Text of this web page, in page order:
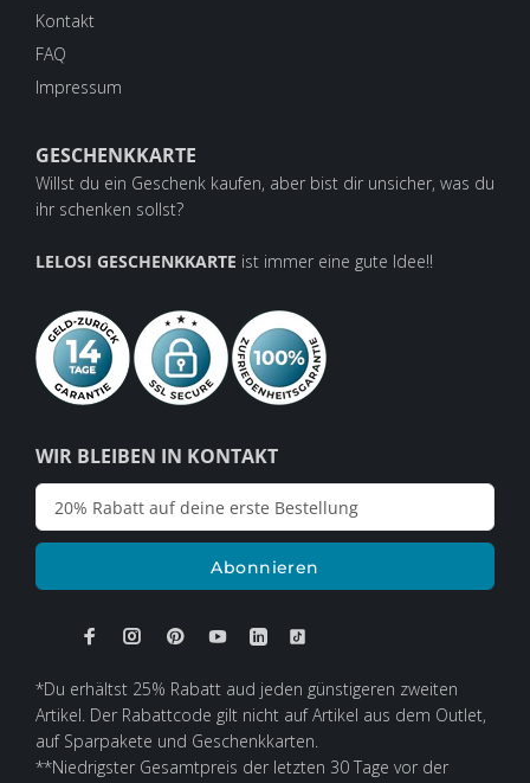
WIR BLEIBEN IN KONTAKT
Abonnieren
Kontakt
FAQ
Impressum
GESCHENKKARTE
Willst du ein Geschenk kaufen, aber bist dir unsicher, was du
ihr schenken sollst?
LELOSI GESCHENKKARTE ist immer eine gute Idee!!
*Du erhältst 25% Rabatt aud jeden günstigeren zweiten
Artikel. Der Rabattcode gilt nicht auf Artikel aus dem Outlet,
auf Sparpakete und Geschenkkarten.
**Niedrigster Gesamtpreis der letzten 30 Tage vor der